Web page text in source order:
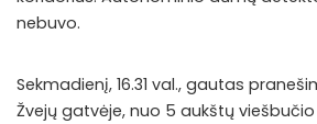
nebuvo.
Sekmadienį, 16.31 val., gautas
Žvejų gatvėje, nuo 5 aukštų